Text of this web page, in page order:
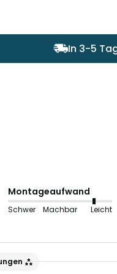
In 3-5
Montageaufwand
Schwer Machbar Leicht